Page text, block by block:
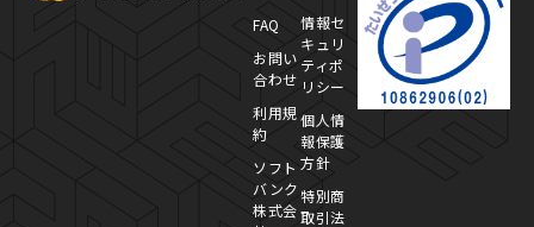
FAQ
お問い
合わせ
利用規
約
ソフト
バンク
株式会
情報セ
キュリ
ティポ
リシー
個人情
報保護
方針
特別商
取引法